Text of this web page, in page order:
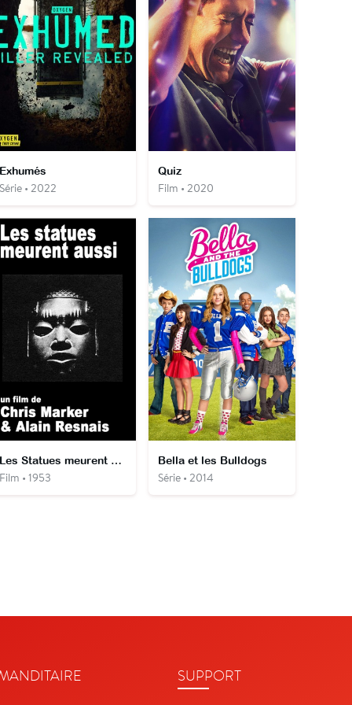
• 2022
Quiz
Film • 2020
Les Statues meurent aussi
• 1953
Bella et les Bulldogs
Série • 2014
SUPPORT